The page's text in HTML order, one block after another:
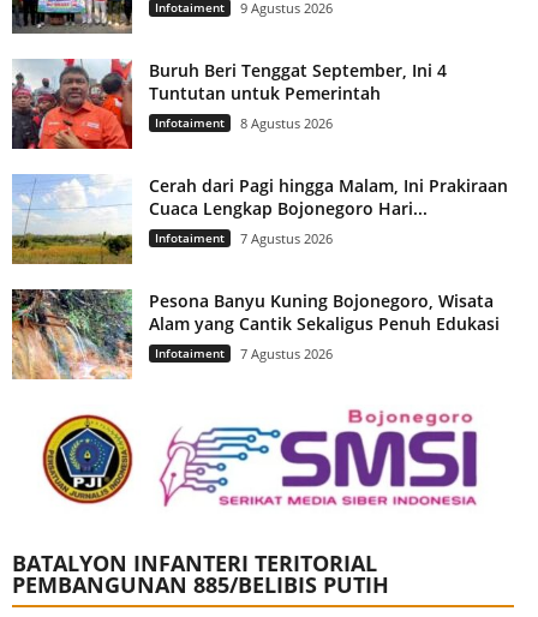
Infotaiment 9 Agustus 2026
Buruh Beri Tenggat September, Ini 4
Tuntutan untuk Pemerintah
Infotaiment 8 Agustus 2026
Cerah dari Pagi hingga Malam, Ini Prakiraan
Cuaca Lengkap Bojonegoro Hari...
Infotaiment 7 Agustus 2026
Pesona Banyu Kuning Bojonegoro, Wisata
Alam yang Cantik Sekaligus Penuh Edukasi
Infotaiment 7 Agustus 2026
BATALYON INFANTERI TERITORIAL
PEMBANGUNAN 885/BELIBIS PUTIH